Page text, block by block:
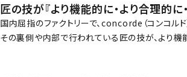
匠の技が『より機能的に・より合理的に
国内屈指のファクトリーで、concorde（コンコル
その裏側や内部で行われている匠の技が、より機